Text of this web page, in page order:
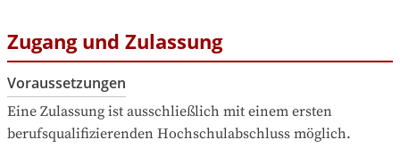
Zugang und Zulassung
Voraussetzungen
Eine Zulassung ist ausschließlich mit einem ersten
berufsqualifizierenden Hochschulabschluss möglich.